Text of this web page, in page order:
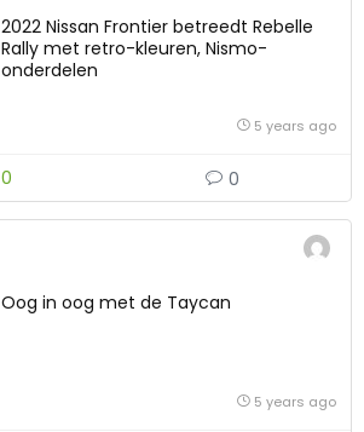
2022 Nissan Frontier betreedt Rebelle
Rally met retro-kleuren, Nismo-
onderdelen
5 years ago
0 0
Oog in oog met de Taycan
5 years ago